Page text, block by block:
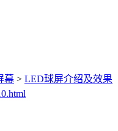
幕 > LED球屏介绍及效果